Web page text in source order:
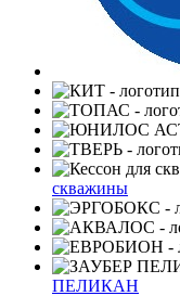
скважины
ПЕЛИКАН